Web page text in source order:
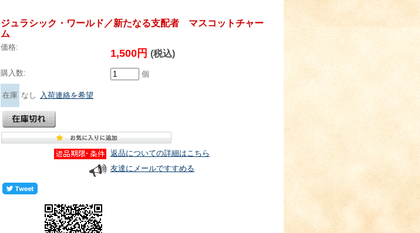
ジュラシック・ワールド／新たなる支配者 マスコットチャー
ム
価格:
1,500円 (税込)
購入数: 個
在庫 なし 入荷連絡を希望
返品についての詳細はこちら
友達にメールですすめる